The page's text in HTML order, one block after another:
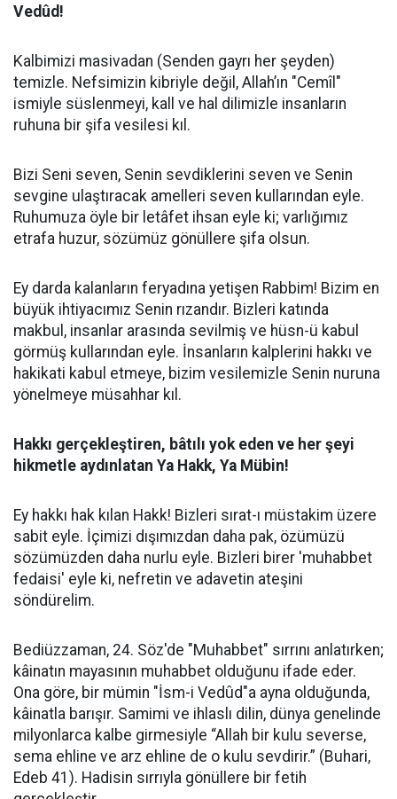
Vedûd!
​Kalbimizi masivadan (Senden gayrı her şeyden)
temizle. Nefsimizin kibriyle değil, Allah’ın "Cemîl"
ismiyle süslenmeyi, kall ve hal dilimizle insanların
ruhuna bir şifa vesilesi kıl.
Bizi Seni seven, Senin sevdiklerini seven ve Senin
sevgine ulaştıracak amelleri seven kullarından eyle.
Ruhumuza öyle bir letâfet ihsan eyle ki; varlığımız
etrafa huzur, sözümüz gönüllere şifa olsun.
Ey darda kalanların feryadına yetişen Rabbim! Bizim en
büyük ihtiyacımız Senin rızandır. Bizleri katında
makbul, insanlar arasında sevilmiş ve hüsn-ü kabul
görmüş kullarından eyle. İnsanların kalplerini hakkı ve
hakikati kabul etmeye, bizim vesilemizle Senin nuruna
yönelmeye müsahhar kıl.
Hakkı gerçekleştiren, bâtılı yok eden ve her şeyi
hikmetle aydınlatan Ya Hakk, Ya Mübin!
Ey hakkı hak kılan Hakk! Bizleri sırat-ı müstakim üzere
sabit eyle. İçimizi dışımızdan daha pak, özümüzü
sözümüzden daha nurlu eyle. Bizleri birer 'muhabbet
fedaisi' eyle ki, nefretin ve adavetin ateşini
söndürelim.
Bediüzzaman, 24. Söz'de "Muhabbet" sırrını anlatırken;
kâinatın mayasının muhabbet olduğunu ifade eder.
Ona göre, bir mümin "İsm-i Vedûd"a ayna olduğunda,
kâinatla barışır. Samimi ve ihlaslı dilin, dünya genelinde
milyonlarca kalbe girmesiyle “Allah bir kulu severse,
sema ehline ve arz ehline de o kulu sevdirir.” (Buhari,
Edeb 41). Hadisin sırrıyla gönüllere bir fetih